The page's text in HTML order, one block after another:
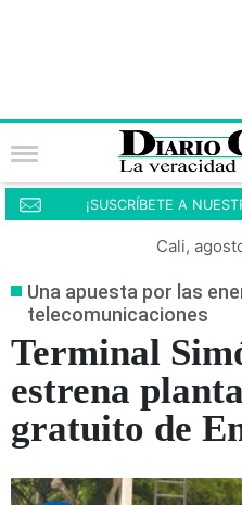
¡SUSCRÍBETE A
Cali,
Una apuesta por las
telecomunicaciones
Terminal
estrena
gratuito de